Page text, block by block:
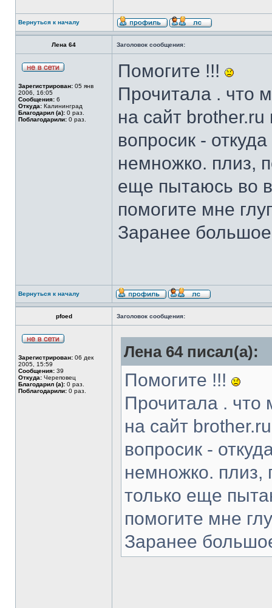
Вернуться к началу
Лена 64 Заголовок сообщения:
Зарегистрирован: 05 янв
2006, 16:05
Сообщения: 6
Откуда: Калининград
Благодарил (а): 0 раз.
Поблагодарили: 0 раз.
Помогите !!!
Прочитала . что
на сайт
вопросик -
немножко. плиз,
еще пытаюсь во
помогите мне
Заранее
Вернуться к началу
pfoed Заголовок сообщения:
Зарегистрирован: 06 дек
2005, 15:59
Сообщения: 39
Откуда: Череповец
Благодарил (а): 0 раз.
Поблагодарили: 0 раз.
Лена 64 писал(а):
Помогите !!!
Прочитала . что
на сайт
вопросик -
немножко. плиз,
только еще
помогите мне
Заранее